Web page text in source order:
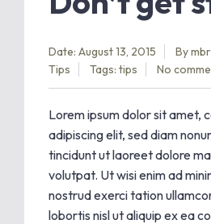
Date: August 13, 2015 By
Tips
Tags: tips No
Lorem ipsum dolor sit amet,
adipiscing elit, sed diam
tincidunt ut laoreet dolore
volutpat. Ut wisi enim ad
nostrud exerci tation
lobortis nisl ut aliquip ex ea